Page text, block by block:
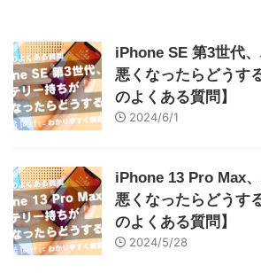
iPhone SE 第3世代
悪くなったらどうす
のよくある質問】
2024/6/1
iPhone 13 Pro Max
悪くなったらどうす
のよくある質問】
2024/5/28